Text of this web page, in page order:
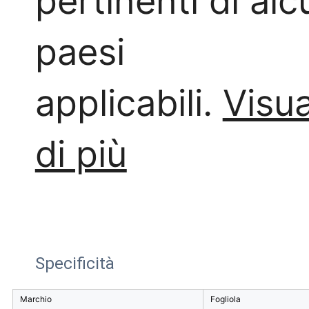
paesi
applicabili.
di più
Specificità
Marchio Fogliola